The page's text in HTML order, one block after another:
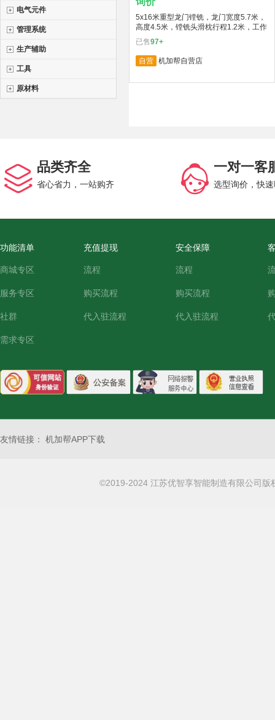
电气元件
管理系统
生产辅助
工具
原材料
5x16米重型龙门镗铣，龙门宽度5.7米，
高度4.5米，镗铣头滑枕行程1.2米，工作
台5x16米，工件承重200吨，1台
已售97+
自营 机加帮自营店
品类齐全
省心省力，一站购齐
一对一客
选型询价，快
功能清单
商城专区
服务专区
社群
需求专区
充值提现
流程
购买流程
代入驻流程
安全保障
流程
购买流程
代入驻流程
友情链接： 机加帮APP下载
©2019-2024 江苏优智享智能制造有限公司